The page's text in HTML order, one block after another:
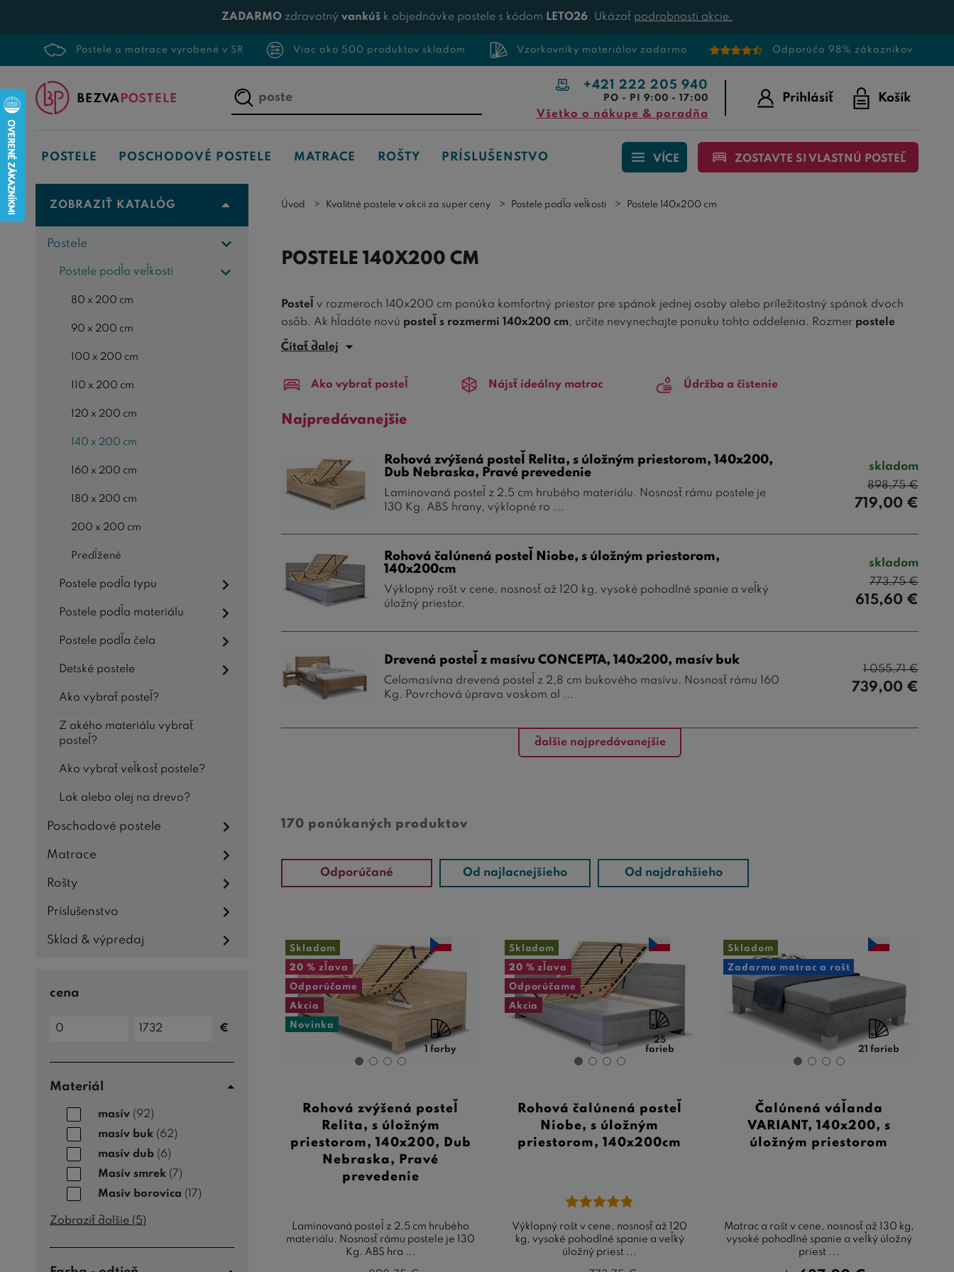
ZADARMO zdravotný vankúš k objednávke postele s kódom LETO26. Ukázať podrobnosti akcie.
Postele a matrace vyrobené v SR Viac ako 500 produktov skladom Vzorkovníky materiálov zadarmo Odporúča 98% zákazníkov
Napíšte,
čo
hľadáte...
+421 222 205 940
PO - PI 9:00 - 17:00
Všetko o nákupe & poradňa
Prihlásiť Košík
POSTELE POSCHODOVÉ POSTELE MATRACE ROŠTY PRÍSLUŠENSTVO VÍCE ZOSTAVTE SI VLASTNÚ POSTEĽ
Úvod Kvalitné postele v akcii za super ceny Postele podľa veľkosti Postele 140x200 cm
POSTELE 140X200 CM
Posteľ v rozmeroch 140x200 cm ponúka komfortný priestor pre spánok jednej osoby alebo príležitostný spánok dvoch
osôb. Ak hľadáte novú posteľ s rozmermi 140x200 cm, určite nevynechajte ponuku tohto oddelenia. Rozmer postele
140x200
nájdete využitie tak v spálni, ako aj v
Čítať ďalej
Ako vybrať posteľ Nájsť ideálny matrac Údržba a čistenie
Najpredávanejšie
Rohová zvýšená posteľ Relita, s úložným priestorom, 140x200,
Dub Nebraska, Pravé prevedenie
Laminovaná posteľ z 2,5 cm hrubého materiálu. Nosnosť rámu postele je
130 Kg. ABS hrany, výklopné ro ...
skladom
898,75€
719,00 €
Rohová čalúnená posteľ Niobe, s úložným priestorom,
140x200cm
Výklopný rošt v cene, nosnosť až 120 kg, vysoké pohodlné spanie a veľký
úložný priestor.
skladom
773,75€
615,60 €
Drevená posteľ z masívu CONCEPTA, 140x200, masív buk
Celomasívna drevená posteľ z 2,8 cm bukového masívu. Nosnosť rámu 160
Kg. Povrchová úprava voskom al ...
1 055,71€
739,00 €
ďalšie najpredávanejšie
ZOBRAZIŤ KATALÓG
Postele
Postele podľa veľkosti
80 x 200 cm
90 x 200 cm
100 x 200 cm
110 x 200 cm
120 x 200 cm
140 x 200 cm
160 x 200 cm
180 x 200 cm
200 x 200 cm
Predĺžené
Postele podľa typu
Postele podľa materiálu
Postele podľa čela
Detské postele
Ako vybrať posteľ?
Z akého materiálu vybrať
posteľ?
Ako vybrať veľkosť postele?
Lak alebo olej na drevo?
Poschodové postele
Matrace
Rošty
Príslušenstvo
Sklad & výpredaj
cena
Cena
Cena
do
€
Materiál
masív (92)
masív buk (62)
masív dub (6)
Masív smrek (7)
Masív borovica (17)
Zobraziť ďalšie (5)
170 ponúkaných produktov
Odporúčané Od najlacnejšieho Od najdrahšieho
Skladom
20 % zľava
Odporúčame
Akcia
Novinka
1 farby
Rohová zvýšená posteľ
Relita, s úložným
priestorom, 140x200, Dub
Nebraska, Pravé
prevedenie
Laminovaná posteľ z 2,5 cm hrubého
materiálu. Nosnosť rámu postele je 130
Kg. ABS hra ...
Skladom
20 % zľava
Odporúčame
Akcia
25
farieb
Rohová čalúnená posteľ
Niobe, s úložným
priestorom, 140x200cm
Výklopný rošt v cene, nosnosť až 120
kg, vysoké pohodlné spanie a veľký
úložný priest ...
Skladom
Zadarmo matrac a rošt
21 farieb
Čalúnená váľanda
VARIANT, 140x200, s
úložným priestorom
Matrac a rošt v cene, nosnosť až 130 kg,
vysoké pohodlné spanie a veľký úložný
priest ...